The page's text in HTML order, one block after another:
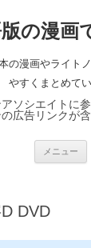
の漫画
の漫画やライト
やすくまとめて
ソシエイトに
広告リンクが
メニュー
DVD